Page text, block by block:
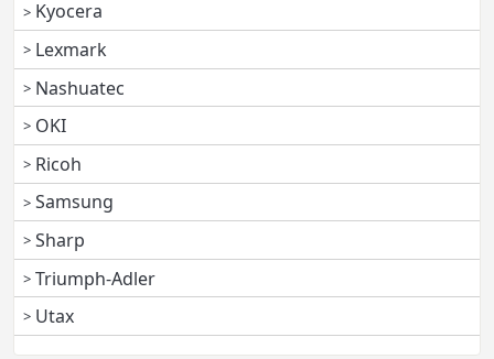
Kyocera
Lexmark
Nashuatec
OKI
Ricoh
Samsung
Sharp
Triumph-Adler
Utax